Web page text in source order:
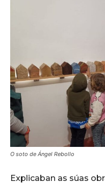
O soto de Ángel Rebollo
Explicaban as súas